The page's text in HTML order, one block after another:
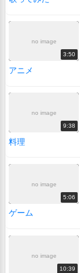
no image
3:50
アニメ
no image
9:38
料理
no image
5:06
ゲーム
no image
10:39